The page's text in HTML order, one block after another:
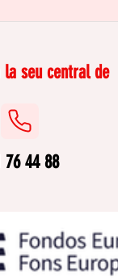
i de
la seu central de
76 44 88